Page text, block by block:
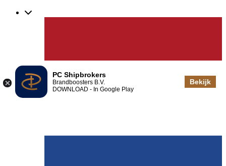
PC Shipbrokers
Brandboosters B.V.
DOWNLOAD - In Google Play
Bekijk